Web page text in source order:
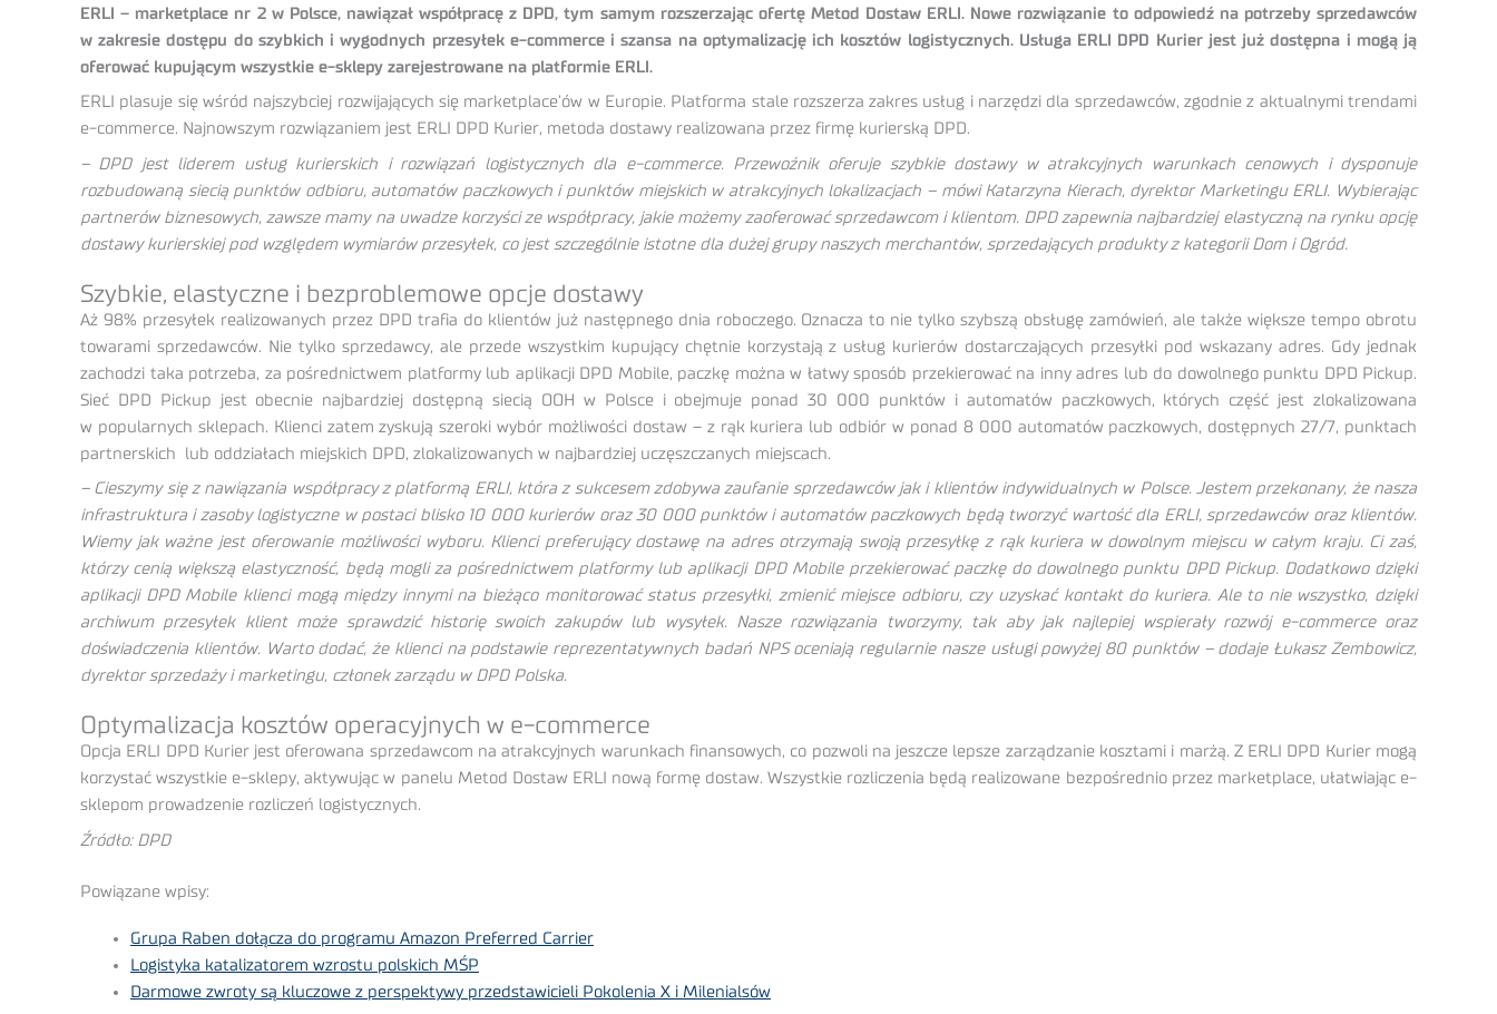
ERLI – marketplace nr 2 w Polsce, nawiązał współpracę z DPD, tym samym rozszerzając ofertę Metod Dostaw ERLI. Nowe rozwiązanie to odpowiedź na potrzeby sprzedawców
w zakresie dostępu do szybkich i wygodnych przesyłek e-commerce i szansa na optymalizację ich kosztów logistycznych. Usługa ERLI DPD Kurier jest już dostępna i mogą ją
oferować kupującym wszystkie e-sklepy zarejestrowane na platformie ERLI.
ERLI plasuje się wśród najszybciej rozwijających się marketplace’ów w Europie. Platforma stale rozszerza zakres usług i narzędzi dla sprzedawców, zgodnie z aktualnymi trendami
e-commerce. Najnowszym rozwiązaniem jest ERLI DPD Kurier, metoda dostawy realizowana przez firmę kurierską DPD.
– DPD jest liderem usług kurierskich i rozwiązań logistycznych dla e-commerce. Przewoźnik oferuje szybkie dostawy w atrakcyjnych warunkach cenowych i dysponuje
rozbudowaną siecią punktów odbioru, automatów paczkowych i punktów miejskich w atrakcyjnych lokalizacjach – mówi Katarzyna Kierach, dyrektor Marketingu ERLI. Wybierając
partnerów biznesowych, zawsze mamy na uwadze korzyści ze współpracy, jakie możemy zaoferować sprzedawcom i klientom. DPD zapewnia najbardziej elastyczną na rynku opcję
dostawy kurierskiej pod względem wymiarów przesyłek, co jest szczególnie istotne dla dużej grupy naszych merchantów, sprzedających produkty z kategorii Dom i Ogród.
Szybkie, elastyczne i bezproblemowe opcje dostawy
Aż 98% przesyłek realizowanych przez DPD trafia do klientów już następnego dnia roboczego. Oznacza to nie tylko szybszą obsługę zamówień, ale także większe tempo obrotu
towarami sprzedawców. Nie tylko sprzedawcy, ale przede wszystkim kupujący chętnie korzystają z usług kurierów dostarczających przesyłki pod wskazany adres. Gdy jednak
zachodzi taka potrzeba, za pośrednictwem platformy lub aplikacji DPD Mobile, paczkę można w łatwy sposób przekierować na inny adres lub do dowolnego punktu DPD Pickup.
Sieć DPD Pickup jest obecnie najbardziej dostępną siecią OOH w Polsce i obejmuje ponad 30 000 punktów i automatów paczkowych, których część jest zlokalizowana
w popularnych sklepach. Klienci zatem zyskują szeroki wybór możliwości dostaw – z rąk kuriera lub odbiór w ponad 8 000 automatów paczkowych, dostępnych 27/7, punktach
partnerskich lub oddziałach miejskich DPD, zlokalizowanych w najbardziej uczęszczanych miejscach.
– Cieszymy się z nawiązania współpracy z platformą ERLI, która z sukcesem zdobywa zaufanie sprzedawców jak i klientów indywidualnych w Polsce. Jestem przekonany, że nasza
infrastruktura i zasoby logistyczne w postaci blisko 10 000 kurierów oraz 30 000 punktów i automatów paczkowych będą tworzyć wartość dla ERLI, sprzedawców oraz klientów.
Wiemy jak ważne jest oferowanie możliwości wyboru. Klienci preferujący dostawę na adres otrzymają swoją przesyłkę z rąk kuriera w dowolnym miejscu w całym kraju. Ci zaś,
którzy cenią większą elastyczność, będą mogli za pośrednictwem platformy lub aplikacji DPD Mobile przekierować paczkę do dowolnego punktu DPD Pickup. Dodatkowo dzięki
aplikacji DPD Mobile klienci mogą między innymi na bieżąco monitorować status przesyłki, zmienić miejsce odbioru, czy uzyskać kontakt do kuriera. Ale to nie wszystko, dzięki
archiwum przesyłek klient może sprawdzić historię swoich zakupów lub wysyłek. Nasze rozwiązania tworzymy, tak aby jak najlepiej wspierały rozwój e-commerce oraz
doświadczenia klientów. Warto dodać, że klienci na podstawie reprezentatywnych badań NPS oceniają regularnie nasze usługi powyżej 80 punktów – dodaje Łukasz Zembowicz,
dyrektor sprzedaży i marketingu, członek zarządu w DPD Polska.
Optymalizacja kosztów operacyjnych w e-commerce
Opcja ERLI DPD Kurier jest oferowana sprzedawcom na atrakcyjnych warunkach finansowych, co pozwoli na jeszcze lepsze zarządzanie kosztami i marżą. Z ERLI DPD Kurier mogą
korzystać wszystkie e-sklepy, aktywując w panelu Metod Dostaw ERLI nową formę dostaw. Wszystkie rozliczenia będą realizowane bezpośrednio przez marketplace, ułatwiając e-
sklepom prowadzenie rozliczeń logistycznych.
Źródło: DPD
Powiązane wpisy:
Grupa Raben dołącza do programu Amazon Preferred Carrier
Logistyka katalizatorem wzrostu polskich MŚP
Darmowe zwroty są kluczowe z perspektywy przedstawicieli Pokolenia X i Milenialsów